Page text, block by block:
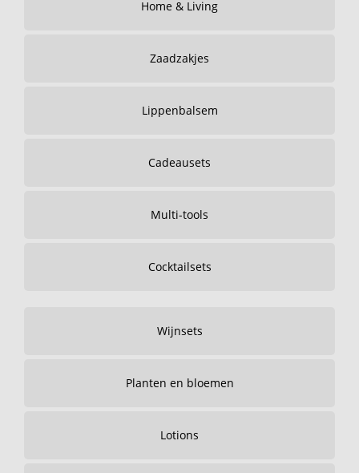
Home & Living
Zaadzakjes
Lippenbalsem
Cadeausets
Multi-tools
Cocktailsets
Wijnsets
Planten en bloemen
Lotions